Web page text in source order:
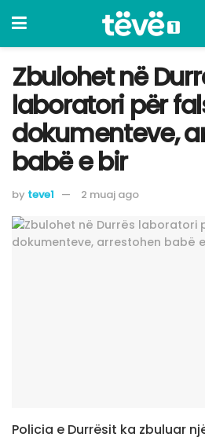
Zbulohet në
laboratori për
dokumenteve,
babë e bir
by teve1 2 muaj ago
Policia e Durrësit ka zbuluar